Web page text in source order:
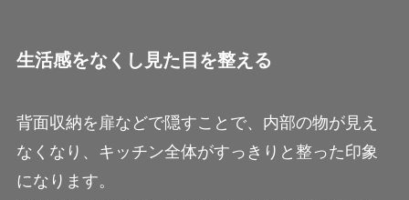
生活感をなくし見た目を整える
背面収納を扉などで隠すことで、内部の物が見え
なくなり、キッチン全体がすっきりと整った印象
になります。